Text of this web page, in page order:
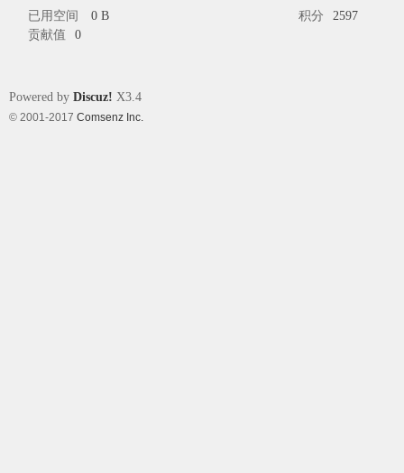
已用空间
0 B 积分
2597
贡献值
0
Powered by Discuz! X3.4
© 2001-2017 Comsenz Inc.